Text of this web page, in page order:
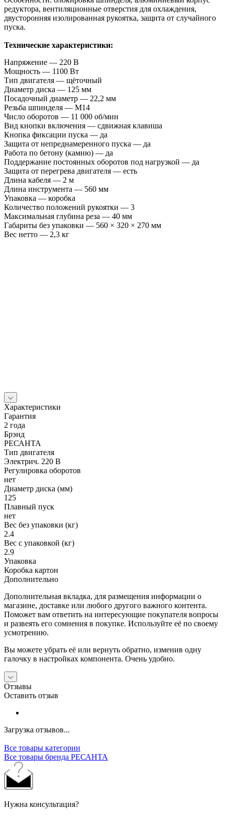
редуктора, вентиляционные отверстия для охлаждения,
двусторонняя изолированная рукоятка, защита от случайного
пуска.
Технические характеристики:
Напряжение — 220 В
Мощность — 1100 Вт
Тип двигателя — щёточный
Диаметр диска — 125 мм
Посадочный диаметр — 22,2 мм
Резьба шпинделя — М14
Число оборотов — 11 000 об/мин
Вид кнопки включения — сдвижная клавиша
Кнопка фиксации пуска — да
Защита от непреднамеренного пуска — да
Работа по бетону (камню) — да
Поддержание постоянных оборотов под нагрузкой — да
Защита от перегрева двигателя — есть
Длина кабеля — 2 м
Длина инструмента — 560 мм
Упаковка — коробка
Количество положений рукоятки — 3
Максимальная глубина реза — 40 мм
Габариты без упаковки — 560 × 320 × 270 мм
Вес нетто — 2,3 кг
Характеристики
Гарантия
2 года
Брэнд
РЕСАНТА
Тип двигателя
Электрич. 220 В
Регулировка оборотов
нет
Диаметр диска (мм)
125
Плавный пуск
нет
Вес без упаковки (кг)
2.4
Вес с упаковкой (кг)
2.9
Упаковка
Коробка картон
Дополнительно
Дополнительная вкладка, для размещения информации о
магазине, доставке или любого другого важного контента.
Поможет вам ответить на интересующие покупателя вопросы
и развеять его сомнения в покупке. Используйте её по своему
усмотрению.
Вы можете убрать её или вернуть обратно, изменив одну
галочку в настройках компонента. Очень удобно.
Отзывы
Оставить отзыв
Загрузка отзывов...
Все товары категории
Все товары бренда РЕСАНТА
Нужна консультация?